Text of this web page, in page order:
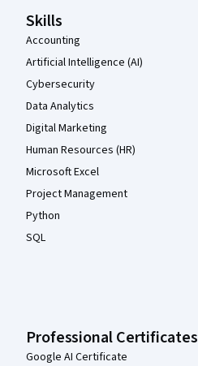
Skills
Accounting
Artificial Intelligence (AI)
Cybersecurity
Data Analytics
Digital Marketing
Human Resources (HR)
Microsoft Excel
Project Management
Python
SQL
Professional Certificates
Google AI Certificate